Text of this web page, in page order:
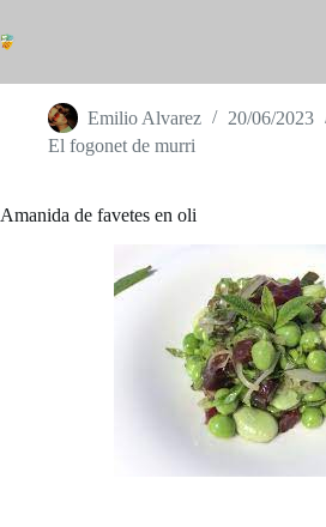
al
contingut
Emilio Alvarez
20/06/2023
El fogonet de murri
Amanida de favetes en oli